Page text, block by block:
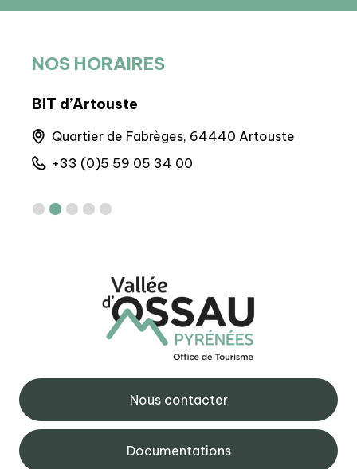
NOS HORAIRES
BIT d’Artouste
Quartier de Fabrèges, 64440 Artouste
+33 (0)5 59 05 34 00
Nous contacter
Documentations